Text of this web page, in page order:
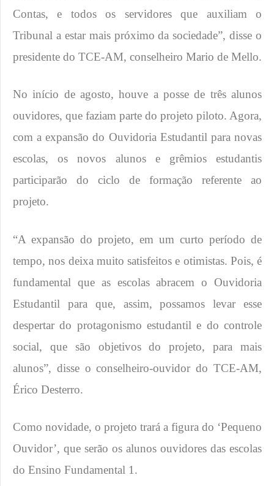
Contas, e todos os servidores que auxiliam o
Tribunal a estar mais próximo da sociedade”, disse o
presidente do TCE-AM, conselheiro Mario de Mello.
No início de agosto, houve a posse de três alunos
ouvidores, que faziam parte do projeto piloto. Agora,
com a expansão do Ouvidoria Estudantil para novas
escolas, os novos alunos e grêmios estudantis
participarão do ciclo de formação referente ao
projeto.
“A expansão do projeto, em um curto período de
tempo, nos deixa muito satisfeitos e otimistas. Pois, é
fundamental que as escolas abracem o Ouvidoria
Estudantil para que, assim, possamos levar esse
despertar do protagonismo estudantil e do controle
social, que são objetivos do projeto, para mais
alunos”, disse o conselheiro-ouvidor do TCE-AM,
Érico Desterro.
Como novidade, o projeto trará a figura do ‘Pequeno
Ouvidor’, que serão os alunos ouvidores das escolas
do Ensino Fundamental 1.